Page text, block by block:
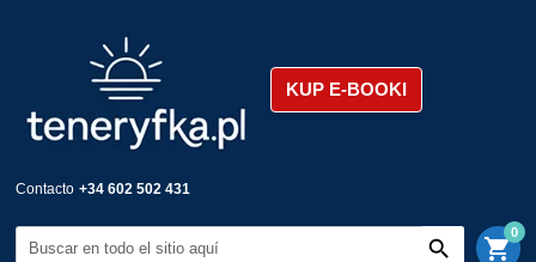
KUP E-BOOKI
Contacto +34 602 502 431
shopping_cart
0